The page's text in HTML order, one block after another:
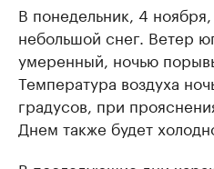
В понедельник, 4
небольшой снег. Ветер
умеренный, ночью
Температура воздуха
градусов, при
Днем также будет